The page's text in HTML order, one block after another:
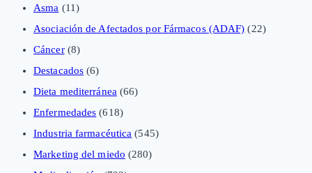
Asma (11)
Asociación de Afectados por Fármacos (ADAF) (22)
Cáncer(8)
Destacados (6)
Dieta mediterránea (66)
Enfermedades (618)
Industria farmacéutica (545)
Marketing del miedo (280)